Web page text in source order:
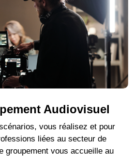
Audiovisuel
vous réalisez et pour
liées au secteur de
groupement vous accueille au